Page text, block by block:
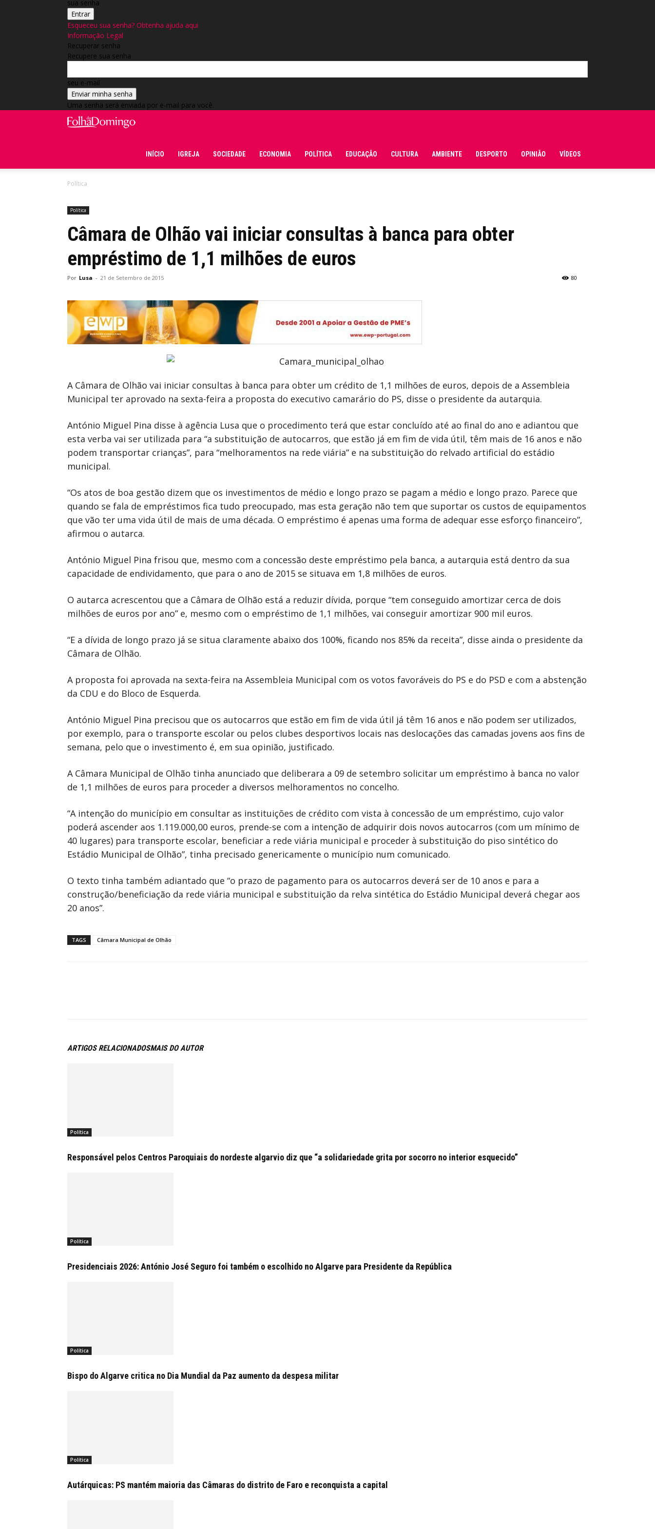
sua senha
Esqueceu sua senha? Obtenha ajuda aqui
Informação Legal
Recuperar senha
Recupere sua senha
seu e-mail
Uma senha será enviada por e-mail para você.
INÍCIO IGREJA SOCIEDADE ECONOMIA POLÍTICA EDUCAÇÃO CULTURA AMBIENTE DESPORTO OPINIÃO VÍDEOS
Política
Política
Câmara de Olhão vai iniciar consultas à banca para obter
empréstimo de 1,1 milhões de euros
Por Lusa - 21 de Setembro de 2015 80
A Câmara de Olhão vai iniciar consultas à banca para obter um crédito de 1,1 milhões de euros, depois de a Assembleia
Municipal ter aprovado na sexta-feira a proposta do executivo camarário do PS, disse o presidente da autarquia.
António Miguel Pina disse à agência Lusa que o procedimento terá que estar concluído até ao final do ano e adiantou que
esta verba vai ser utilizada para “a substituição de autocarros, que estão já em fim de vida útil, têm mais de 16 anos e não
podem transportar crianças”, para “melhoramentos na rede viária” e na substituição do relvado artificial do estádio
municipal.
“Os atos de boa gestão dizem que os investimentos de médio e longo prazo se pagam a médio e longo prazo. Parece que
quando se fala de empréstimos fica tudo preocupado, mas esta geração não tem que suportar os custos de equipamentos
que vão ter uma vida útil de mais de uma década. O empréstimo é apenas uma forma de adequar esse esforço financeiro”,
afirmou o autarca.
António Miguel Pina frisou que, mesmo com a concessão deste empréstimo pela banca, a autarquia está dentro da sua
capacidade de endividamento, que para o ano de 2015 se situava em 1,8 milhões de euros.
O autarca acrescentou que a Câmara de Olhão está a reduzir dívida, porque “tem conseguido amortizar cerca de dois
milhões de euros por ano” e, mesmo com o empréstimo de 1,1 milhões, vai conseguir amortizar 900 mil euros.
“E a dívida de longo prazo já se situa claramente abaixo dos 100%, ficando nos 85% da receita”, disse ainda o presidente da
Câmara de Olhão.
A proposta foi aprovada na sexta-feira na Assembleia Municipal com os votos favoráveis do PS e do PSD e com a abstenção
da CDU e do Bloco de Esquerda.
António Miguel Pina precisou que os autocarros que estão em fim de vida útil já têm 16 anos e não podem ser utilizados,
por exemplo, para o transporte escolar ou pelos clubes desportivos locais nas deslocações das camadas jovens aos fins de
semana, pelo que o investimento é, em sua opinião, justificado.
A Câmara Municipal de Olhão tinha anunciado que deliberara a 09 de setembro solicitar um empréstimo à banca no valor
de 1,1 milhões de euros para proceder a diversos melhoramentos no concelho.
“A intenção do município em consultar as instituições de crédito com vista à concessão de um empréstimo, cujo valor
poderá ascender aos 1.119.000,00 euros, prende-se com a intenção de adquirir dois novos autocarros (com um mínimo de
40 lugares) para transporte escolar, beneficiar a rede viária municipal e proceder à substituição do piso sintético do
Estádio Municipal de Olhão”, tinha precisado genericamente o município num comunicado.
O texto tinha também adiantado que “o prazo de pagamento para os autocarros deverá ser de 10 anos e para a
construção/beneficiação da rede viária municipal e substituição da relva sintética do Estádio Municipal deverá chegar aos
20 anos”.
TAGS Câmara Municipal de Olhão
ARTIGOS RELACIONADOSMAIS DO AUTOR
Política
Responsável pelos Centros Paroquiais do nordeste algarvio diz que “a solidariedade grita por socorro no interior esquecido”
Política
Presidenciais 2026: António José Seguro foi também o escolhido no Algarve para Presidente da República
Política
Bispo do Algarve critica no Dia Mundial da Paz aumento da despesa militar
Política
Autárquicas: PS mantém maioria das Câmaras do distrito de Faro e reconquista a capital